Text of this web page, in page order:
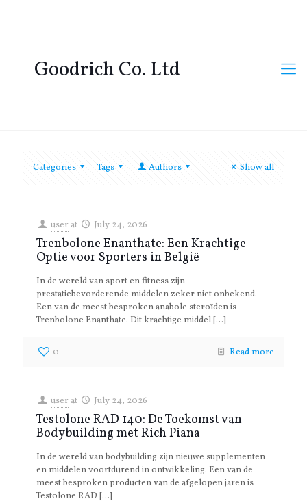
Goodrich Co. Ltd
Categories Tags Authors Show all
user at July 24, 2026
Trenbolone Enanthate: Een Krachtige
Optie voor Sporters in België
In de wereld van sport en fitness zijn
prestatiebevorderende middelen zeker niet onbekend.
Een van de meest besproken anabole steroïden is
Trenbolone Enanthate. Dit krachtige middel[…]
0 Read more
user at July 24, 2026
Testolone RAD 140: De Toekomst van
Bodybuilding met Rich Piana
In de wereld van bodybuilding zijn nieuwe supplementen
en middelen voortdurend in ontwikkeling. Een van de
meest besproken producten van de afgelopen jaren is
Testolone RAD […]